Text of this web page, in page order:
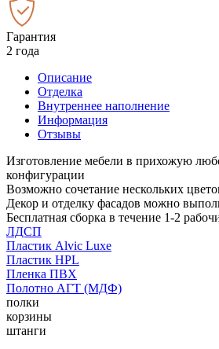
Гарантия
2 года
Описание
Отделка
Внутреннее наполнение
Информация
Отзывы
Изготовление мебели в прихожую
конфигурации
Возможно сочетание нескольких
Декор и отделку фасадов можно
Бесплатная сборка в течение 1-2
ЛДСП
Пластик Alvic Luxe
Пластик HPL
Пленка ПВХ
Полотно АГТ (МДФ)
полки
корзины
штанги